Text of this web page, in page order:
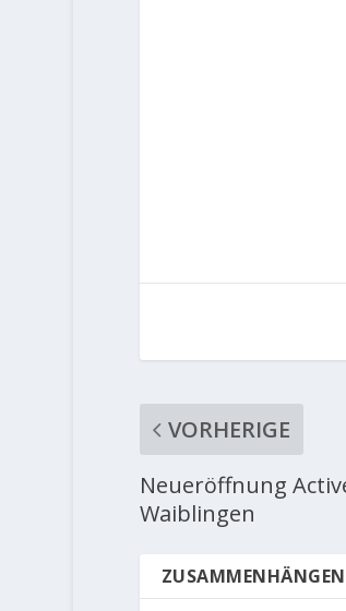
VORHERIGE
Neueröffnung
Waiblingen